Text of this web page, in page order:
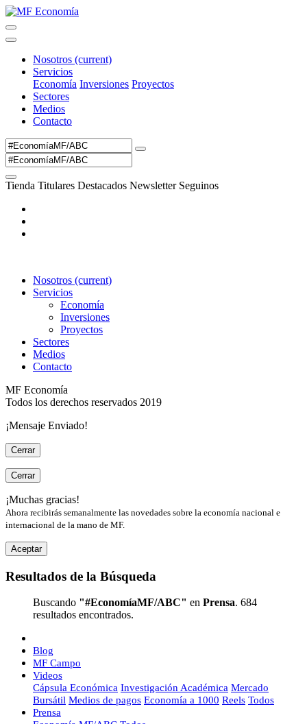
Nosotros (current)
Servicios
Economía Inversiones Proyectos
Sectores
Medios
Contacto
Tienda Titulares Destacados Newsletter Seguinos
Nosotros (current)
Servicios
Economía
Inversiones
Proyectos
Sectores
Medios
Contacto
MF Economía
Todos los derechos reservados 2019
¡Mensaje Enviado!
Cerrar
Cerrar
¡Muchas gracias!
Ahora recibirás semanalmente las novedades sobre la economía nacional e
internacional de la mano de MF.
Aceptar
Resultados de la Búsqueda
Buscando "#EconomíaMF/ABC" en Prensa. 684
resultados encontrados.
Blog
MF Campo
Videos
Cápsula Económica Investigación Académica Mercado
Bursátil Medios de pagos Economía a 1000 Reels Todos
Prensa